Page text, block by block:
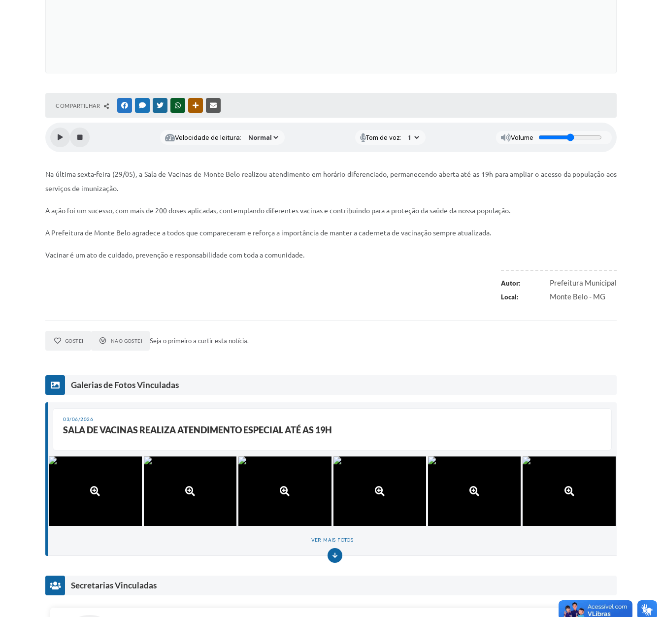
COMPARTILHAR FACEBOOKMESSENGER
TWITTERWHATSAPPOUTRAS MÍDIAS
Velocidade de leitura: Tom de voz: Volume
Na última sexta-feira (29/05), a Sala de Vacinas de Monte Belo realizou atendimento em horário diferenciado, permanecendo aberta até as 19h para ampliar o acesso da população aos
serviços de imunização.
A ação foi um sucesso, com mais de 200 doses aplicadas, contemplando diferentes vacinas e contribuindo para a proteção da saúde da nossa população.
A Prefeitura de Monte Belo agradece a todos que compareceram e reforça a importância de manter a caderneta de vacinação sempre atualizada.
Vacinar é um ato de cuidado, prevenção e responsabilidade com toda a comunidade.
Autor: Prefeitura Municipal
Local: Monte Belo - MG
GOSTEI NÃO GOSTEI Seja o primeiro a curtir esta notícia.
Galerias de Fotos Vinculadas
03/06/2026
SALA DE VACINAS REALIZA ATENDIMENTO ESPECIAL ATÉ AS 19H
VER MAIS FOTOS
Secretarias Vinculadas